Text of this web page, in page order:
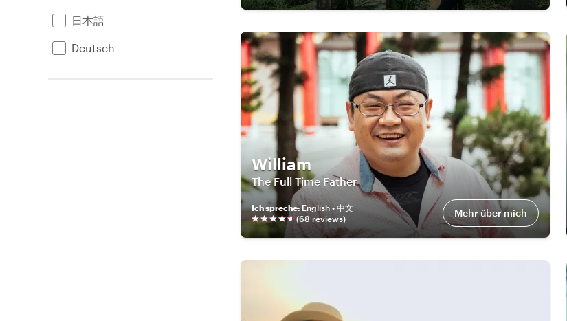
日本語
Deutsch
William
The Full Time Father
Ich spreche:English • 中文
(68 reviews) Mehr über mich